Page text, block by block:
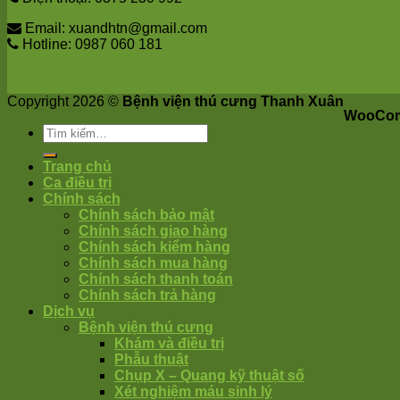
Email: xuandhtn@gmail.com
Hotline: 0987 060 181
Copyright 2026 © Bệnh viện thú cưng Thanh Xuân
Trang chủ
Ca điều trị
Chính sách
Chính sách bảo mật
Chính sách giao hàng
Chính sách kiểm hàng
Chính sách mua hàng
Chính sách thanh toán
Chính sách trả hàng
Dịch vụ
Bệnh viện thú cưng
Khám và điều trị
Phẫu thuật
Chụp X – Quang kỹ thuật số
Xét nghiệm máu sinh lý